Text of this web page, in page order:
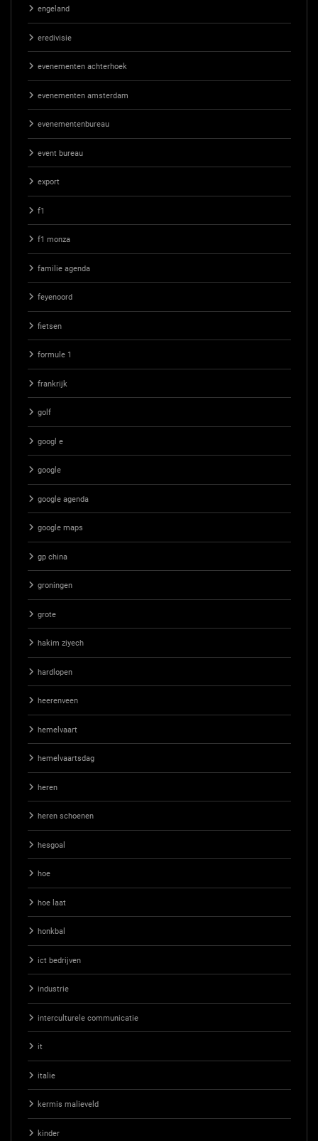
engeland
eredivisie
evenementen achterhoek
evenementen amsterdam
evenementenbureau
event bureau
export
f1
f1 monza
familie agenda
feyenoord
fietsen
formule 1
frankrijk
golf
googl e
google
google agenda
google maps
gp china
groningen
grote
hakim ziyech
hardlopen
heerenveen
hemelvaart
hemelvaartsdag
heren
heren schoenen
hesgoal
hoe
hoe laat
honkbal
ict bedrijven
industrie
interculturele communicatie
it
italie
kermis malieveld
kinder